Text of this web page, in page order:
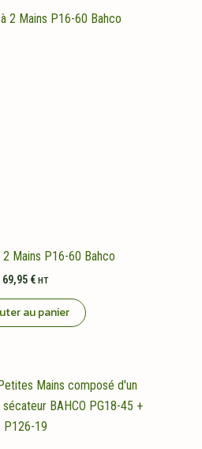
2 Mains P16-60 Bahco
69,95 € HT
au panier